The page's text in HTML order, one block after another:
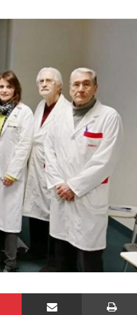
Pinterest Partilhar via Email